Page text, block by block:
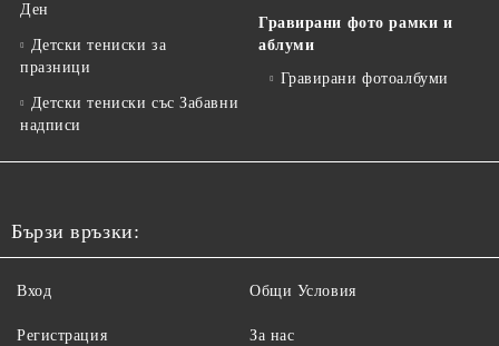
Ден
Детски тениски за
празници
Детски тениски със Забавни
надписи
Гравирани фото рамки и
аблуми
Гравирани фотоалбуми
Бързи връзки:
Вход
Регистрация
Общи Условия
За нас